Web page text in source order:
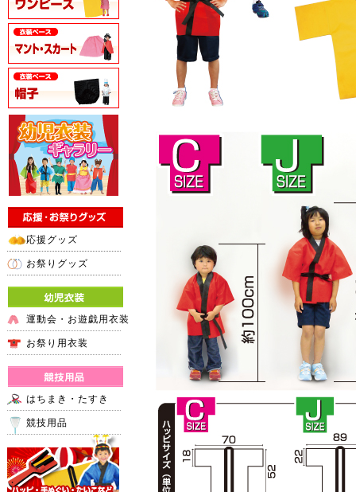
応援グッズ
お祭りグッズ
運動会・お遊戯用衣装
お祭り用衣装
はちまき・たすき
競技用品